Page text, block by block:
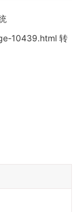
10439.html 转